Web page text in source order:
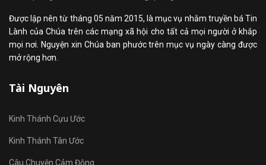
Được lập nên từ tháng 05 năm 2015, là mục vụ nhằm truyền bá Tin
Lành của Chúa trên các mạng xã hội cho tất cả mọi người ở khắp
mọi nơi. Nguyện xin Chúa ban phước trên mục vụ ngày càng được
mở rộng hơn.
Tài Nguyên
Kinh Thánh Cựu Ước
Kinh Thánh Tân Ước
Câu Chuyện Cảm Động